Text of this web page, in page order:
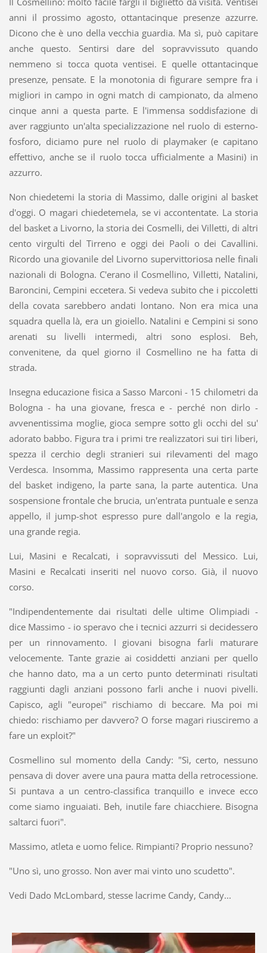
anni il prossimo agosto, ottantacinque presenze azzurre.
Dicono che è uno della vecchia guardia. Ma sì, può capitare
anche questo. Sentirsi dare del sopravvissuto quando
nemmeno si tocca quota ventisei. E quelle ottantacinque
presenze, pensate. E la monotonia di figurare sempre fra i
migliori in campo in ogni match di campionato, da almeno
cinque anni a questa parte. E l'immensa soddisfazione di
aver raggiunto un'alta specializzazione nel ruolo di esterno-
fosforo, diciamo pure nel ruolo di playmaker (e capitano
effettivo, anche se il ruolo tocca ufficialmente a Masini) in
azzurro.
Non chiedetemi la storia di Massimo, dalle origini al basket
d'oggi. O magari chiedetemela, se vi accontentate. La storia
del basket a Livorno, la storia dei Cosmelli, dei Villetti, di altri
cento virgulti del Tirreno e oggi dei Paoli o dei Cavallini.
Ricordo una giovanile del Livorno supervittoriosa nelle finali
nazionali di Bologna. C'erano il Cosmellino, Villetti, Natalini,
Baroncini, Cempini eccetera. Si vedeva subito che i piccoletti
della covata sarebbero andati lontano. Non era mica una
squadra quella là, era un gioiello. Natalini e Cempini si sono
arenati su livelli intermedi, altri sono esplosi. Beh,
convenitene, da quel giorno il Cosmellino ne ha fatta di
strada.
Insegna educazione fisica a Sasso Marconi - 15 chilometri da
Bologna - ha una giovane, fresca e - perché non dirlo -
avvenentissima moglie, gioca sempre sotto gli occhi del su'
adorato babbo. Figura tra i primi tre realizzatori sui tiri liberi,
spezza il cerchio degli stranieri sui rilevamenti del mago
Verdesca. Insomma, Massimo rappresenta una certa parte
del basket indigeno, la parte sana, la parte autentica. Una
sospensione frontale che brucia, un'entrata puntuale e senza
appello, il jump-shot espresso pure dall'angolo e la regia,
una grande regia.
Lui, Masini e Recalcati, i sopravvissuti del Messico. Lui,
Masini e Recalcati inseriti nel nuovo corso. Già, il nuovo
corso.
"Indipendentemente dai risultati delle ultime Olimpiadi -
dice Massimo - io speravo che i tecnici azzurri si decidessero
per un rinnovamento. I giovani bisogna farli maturare
velocemente. Tante grazie ai cosiddetti anziani per quello
che hanno dato, ma a un certo punto determinati risultati
raggiunti dagli anziani possono farli anche i nuovi pivelli.
Capisco, agli "europei" rischiamo di beccare. Ma poi mi
chiedo: rischiamo per davvero? O forse magari riusciremo a
fare un exploit?"
Cosmellino sul momento della Candy: "Sì, certo, nessuno
pensava di dover avere una paura matta della retrocessione.
Si puntava a un centro-classifica tranquillo e invece ecco
come siamo inguaiati. Beh, inutile fare chiacchiere. Bisogna
saltarci fuori".
Massimo, atleta e uomo felice. Rimpianti? Proprio nessuno?
"Uno sì, uno grosso. Non aver mai vinto uno scudetto".
Vedi Dado McLombard, stesse lacrime Candy, Candy...